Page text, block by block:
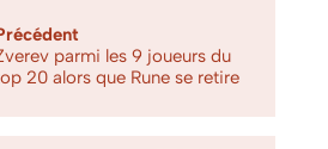
parmi les 9 joueurs du
20 alors que Rune se retire